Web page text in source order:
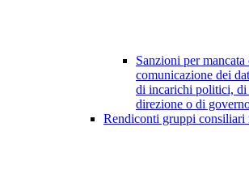
Sanzioni per
comunicazione dei
di incarichi politici, di
direzione o di
Rendiconti gruppi